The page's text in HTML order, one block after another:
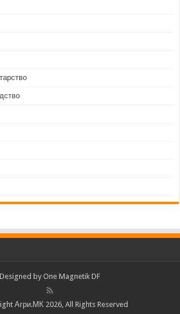
Designed by One Magnetik DF
Агри.МК 2026, All Rights Reserved